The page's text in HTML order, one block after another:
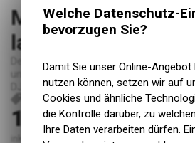
Megamo Reason
large matt
Der Essential-Kit beinhaltet: Oberrohr,
und Kettenstreben perfekt passend für
DJI Carbon.
149.00CHF
inkl. MwSt., zzgl. Versandkosten
Welche Datenschutz-
bevorzugen Sie?
Damit Sie unser Online-
nutzen können, setzen wir auf
Cookies und ähnliche
die Kontrolle darüber, zu
Ihre Daten verarbeiten dürfen.